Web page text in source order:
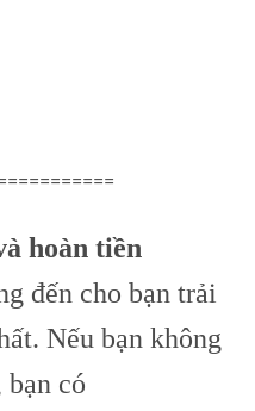
hoàn tiền
đến cho bạn trải
Nếu bạn không
có